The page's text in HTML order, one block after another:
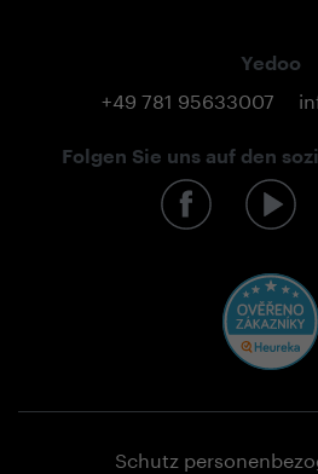
Yedoo
+49 781 95633007
Folgen Sie uns auf den
Schutz